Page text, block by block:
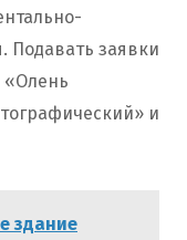
Подавать заявки
«Олень
и
здание